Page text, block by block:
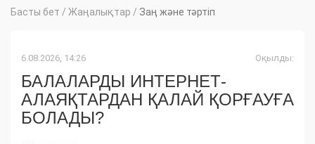
Басты бет / Жаңалықтар / Заң және тәртіп
6.08.2026, 14:26 Оқылды:
БАЛАЛАРДЫ ИНТЕРНЕТ-
АЛАЯҚТАРДАН ҚАЛАЙ ҚОРҒАУҒА
БОЛАДЫ?